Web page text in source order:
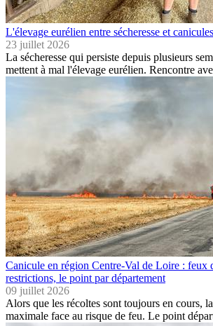
L'élevage eurélien entre sécheresse et canicules
23 juillet 2026
La sécheresse qui persiste depuis plusieurs
mettent à mal l'élevage eurélien. Rencontre
Canicule en région Centre-Val de Loire : feux
restrictions, le point par département
09 juillet 2026
Alors que les récoltes sont toujours en cours,
maximale face au risque de feu. Le point